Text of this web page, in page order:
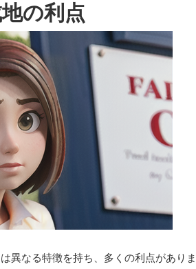
の利点
異なる特徴を持ち、多くの利点があり